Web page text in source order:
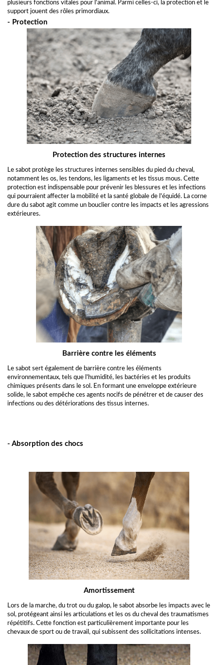
plusieurs fonctions vitales pour l'animal. Parmi celles-ci, la protection et le
support jouent des rôles primordiaux.
- Protection
Protection des structures internes
Le sabot protège les structures internes sensibles du pied du cheval,
notamment les os, les tendons, les ligaments et les tissus mous. Cette
protection est indispensable pour prévenir les blessures et les infections
qui pourraient affecter la mobilité et la santé globale de l'équidé. La corne
dure du sabot agit comme un bouclier contre les impacts et les agressions
extérieures.
Barrière contre les éléments
Le sabot sert également de barrière contre les éléments
environnementaux, tels que l'humidité, les bactéries et les produits
chimiques présents dans le sol. En formant une enveloppe extérieure
solide, le sabot empêche ces agents nocifs de pénétrer et de causer des
infections ou des détériorations des tissus internes.
- Absorption des chocs
Amortissement
Lors de la marche, du trot ou du galop, le sabot absorbe les impacts avec le
sol, protégeant ainsi les articulations et les os du cheval des traumatismes
répétitifs. Cette fonction est particulièrement importante pour les
chevaux de sport ou de travail, qui subissent des sollicitations intenses.